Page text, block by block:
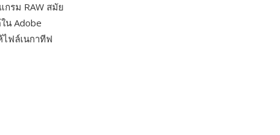
กรม RAW สมัย
น Adobe
ไฟล์เนกาทีฟ